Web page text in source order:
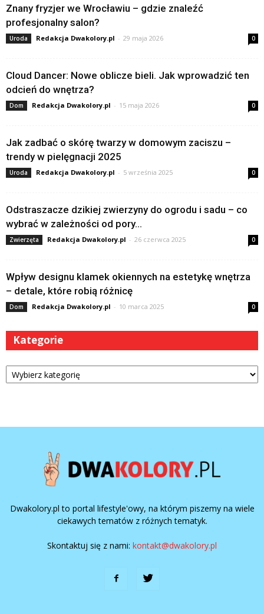
Znany fryzjer we Wrocławiu – gdzie znaleźć
profesjonalny salon?
Uroda Redakcja Dwakolory.pl - 29 maja 2026 0
Cloud Dancer: Nowe oblicze bieli. Jak wprowadzić ten
odcień do wnętrza?
Dom Redakcja Dwakolory.pl - 15 maja 2026 0
Jak zadbać o skórę twarzy w domowym zaciszu –
trendy w pielęgnacji 2025
Uroda Redakcja Dwakolory.pl - 5 września 2025 0
Odstraszacze dzikiej zwierzyny do ogrodu i sadu – co
wybrać w zależności od pory...
Zwierzęta Redakcja Dwakolory.pl - 26 czerwca 2025 0
Wpływ designu klamek okiennych na estetykę wnętrza
– detale, które robią różnicę
Dom Redakcja Dwakolory.pl - 10 marca 2025 0
Kategorie
Kategorie
Dwakolory.pl to portal lifestyle'owy, na którym piszemy na wiele
ciekawych tematów z różnych tematyk.
Skontaktuj się z nami: kontakt@dwakolory.pl